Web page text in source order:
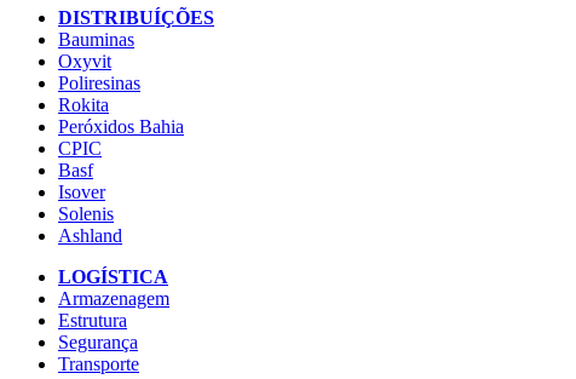
DISTRIBUÍÇÕES
Bauminas
Oxyvit
Poliresinas
Rokita
Peróxidos Bahia
CPIC
Basf
Isover
Solenis
Ashland
LOGÍSTICA
Armazenagem
Estrutura
Segurança
Transporte